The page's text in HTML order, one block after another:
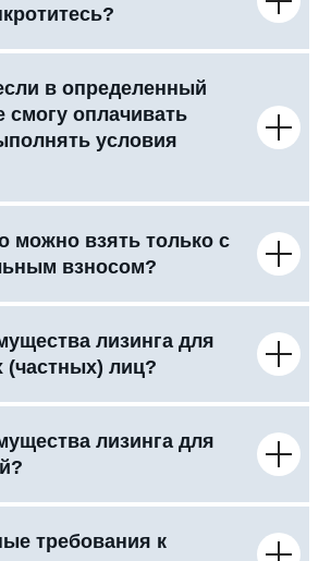
в определенный
смогу оплачивать
условия
можно взять только с
взносом?
лизинга для
(частных) лиц?
лизинга для
требования к